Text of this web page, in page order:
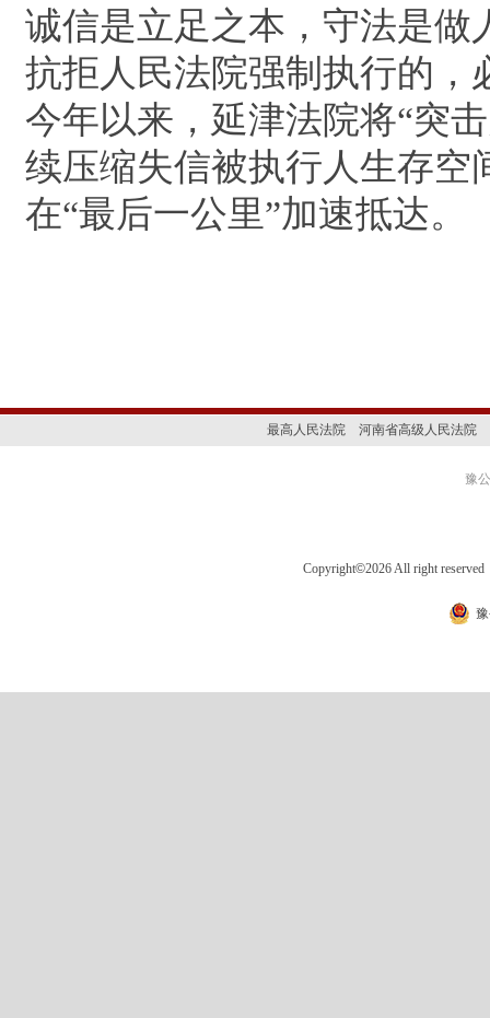
诚信是立足之本，守法是做
抗拒人民法院强制执行的，
今年以来，延津法院将“突
续压缩失信被执行人生存空
在“最后一公里”加速抵达。
最高人民法院 河南省高级人民法院
豫
Copyright©2026 All right